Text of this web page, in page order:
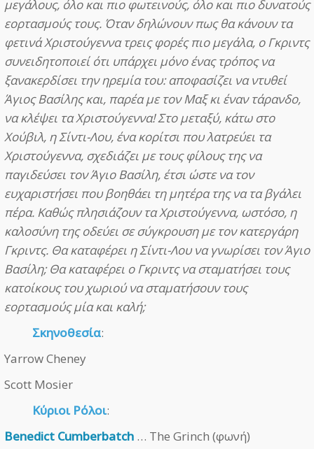
μεγάλους, όλο και πιο φωτεινούς, όλο και πιο δυνατούς
εορτασμούς τους. Όταν δηλώνουν πως θα κάνουν τα
φετινά Χριστούγεννα τρεις φορές πιο μεγάλα, ο Γκριντς
συνειδητοποιεί ότι υπάρχει μόνο ένας τρόπος να
ξανακερδίσει την ηρεμία του: αποφασίζει να ντυθεί
Άγιος Βασίλης και, παρέα με τον Μαξ κι έναν τάρανδο,
να κλέψει τα Χριστούγεννα! Στο μεταξύ, κάτω στο
Χούβιλ, η Σίντι-Λου, ένα κορίτσι που λατρεύει τα
Χριστούγεννα, σχεδιάζει με τους φίλους της να
παγιδεύσει τον Άγιο Βασίλη, έτσι ώστε να τον
ευχαριστήσει που βοηθάει τη μητέρα της να τα βγάλει
πέρα. Καθώς πλησιάζουν τα Χριστούγεννα, ωστόσο, η
καλοσύνη της οδεύει σε σύγκρουση με τον κατεργάρη
Γκριντς. Θα καταφέρει η Σίντι-Λου να γνωρίσει τον Άγιο
Βασίλη; Θα καταφέρει ο Γκριντς να σταματήσει τους
κατοίκους του χωριού να σταματήσουν τους
εορτασμούς μία και καλή;
Σκηνοθεσία:
Yarrow Cheney
Scott Mosier
Κύριοι Ρόλοι:
Benedict Cumberbatch … The Grinch (φωνή)